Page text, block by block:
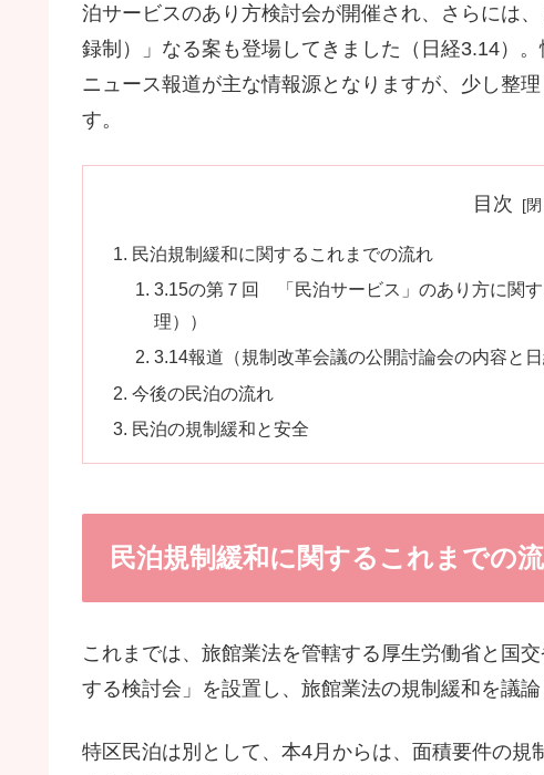
泊サービスのあり方検討会が開催され、さらには
録制）」なる案も登場してきました（日経3.14）
ニュース報道が主な情報源となりますが、少し整
す。
目次
民泊規制緩和に関するこれまでの流れ
3.15の第７回 「民泊サービス」のあり方に関
理））
3.14報道（規制改革会議の公開討論会の内容と日
今後の民泊の流れ
民泊の規制緩和と安全
民泊規制緩和に関するこれまでの
これまでは、旅館業法を管轄する厚生労働省と国
する検討会」を設置し、旅館業法の規制緩和を議論
特区民泊は別として、本4月からは、面積要件の